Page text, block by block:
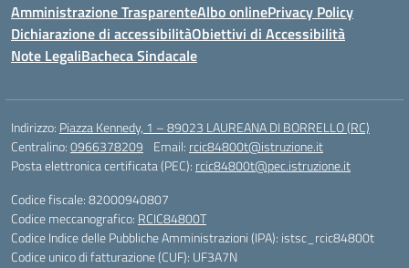
Amministrazione TrasparenteAlbo onlinePrivacy Policy
Dichiarazione di accessibilitàObiettivi di Accessibilità
Note LegaliBacheca Sindacale
Indirizzo: Piazza Kennedy, 1 – 89023 LAUREANA DI BORRELLO (RC)
Centralino:0966378209 Email: rcic84800t@istruzione.it
Posta elettronica certificata (PEC): rcic84800t@pec.istruzione.it
Codice fiscale: 82000940807
Codice meccanografico: RCIC84800T
Codice Indice delle Pubbliche Amministrazioni (IPA): istsc_rcic84800t
Codice unico di fatturazione (CUF): UF3A7N